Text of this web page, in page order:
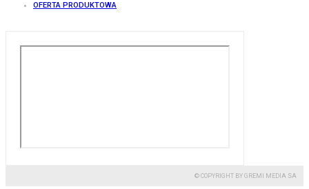
OFERTA PRODUKTOWA
© COPYRIGHT BY GREMI MEDIA SA